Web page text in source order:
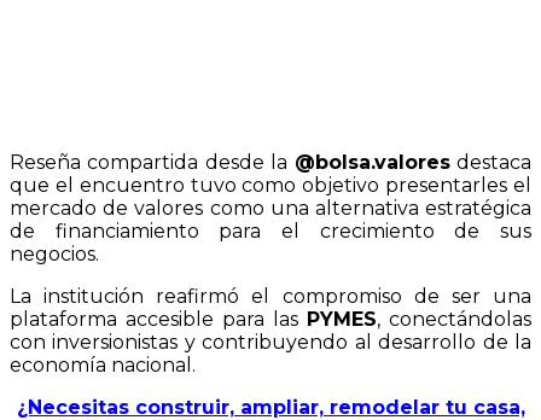
Reseña compartida desde la @bolsa.valoresdestaca
que el encuentro tuvo como objetivo presentarles el
mercado de valores como una alternativa estratégica
de financiamiento para el crecimiento de sus
negocios.
La institución reafirmó el compromiso de ser una
plataforma accesible para las PYMES, conectándolas
con inversionistas y contribuyendo al desarrollo de la
economía nacional.
¿Necesitas construir, ampliar, remodelar tu casa,